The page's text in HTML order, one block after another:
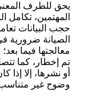
يحق للطرف
المهتمين، تكامل
حجب البيانات
الصيانة ضرورية
معالجتها فيما
تم إخطار، كما تتصل
أو نشرها، إلا
وضوح غير